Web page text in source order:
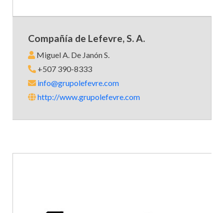
Compañía de Lefevre, S. A.
Miguel A. De Janón S.
+507 390-8333
info@grupolefevre.com
http://www.grupolefevre.com